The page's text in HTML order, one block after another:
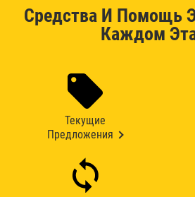
Средства И Помощь
Каждом
Текущие
Предложения